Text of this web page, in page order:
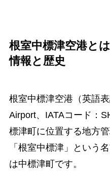
根室中標津空港と
情報と歴史
根室中標津空港（英語
Airport、IATAコード：
標津町に位置する地方管
「根室中標津」という
は中標津町です。